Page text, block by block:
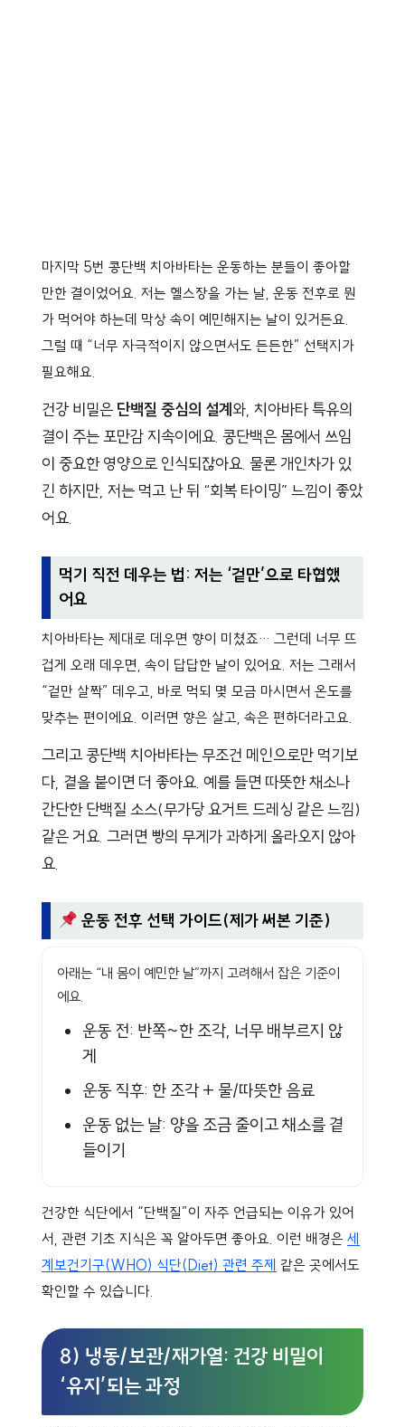
마지막 5번 콩단백 치아바타는 운동하는 분들이 좋아할
만한 결이었어요. 저는 헬스장을 가는 날, 운동 전후로 뭔
가 먹어야 하는데 막상 속이 예민해지는 날이 있거든요.
그럴 때 “너무 자극적이지 않으면서도 든든한” 선택지가
필요해요.
건강 비밀은 단백질 중심의 설계와, 치아바타 특유의
결이 주는 포만감 지속이에요. 콩단백은 몸에서 쓰임
이 중요한 영양으로 인식되잖아요. 물론 개인차가 있
긴 하지만, 저는 먹고 난 뒤 “회복 타이밍” 느낌이 좋았
어요.
먹기 직전 데우는 법: 저는 ‘겉만’으로 타협했
어요
치아바타는 제대로 데우면 향이 미쳤죠… 그런데 너무 뜨
겁게 오래 데우면, 속이 답답한 날이 있어요. 저는 그래서
“겉만 살짝” 데우고, 바로 먹되 몇 모금 마시면서 온도를
맞추는 편이에요. 이러면 향은 살고, 속은 편하더라고요.
그리고 콩단백 치아바타는 무조건 메인으로만 먹기보
다, 곁을 붙이면 더 좋아요. 예를 들면 따뜻한 채소나
간단한 단백질 소스(무가당 요거트 드레싱 같은 느낌)
같은 거요. 그러면 빵의 무게가 과하게 올라오지 않아
요.
운동 전후 선택 가이드(제가 써본 기준)
아래는 “내 몸이 예민한 날”까지 고려해서 잡은 기준이
에요.
운동 전: 반쪽~한 조각, 너무 배부르지 않
게
운동 직후: 한 조각 + 물/따뜻한 음료
운동 없는 날: 양을 조금 줄이고 채소를 곁
들이기
건강한 식단에서 “단백질”이 자주 언급되는 이유가 있어
서, 관련 기초 지식은 꼭 알아두면 좋아요. 이런 배경은 세
계보건기구(WHO) 식단(Diet) 관련 주제 같은 곳에서도
확인할 수 있습니다.
8) 냉동/보관/재가열: 건강 비밀이
‘유지’되는 과정